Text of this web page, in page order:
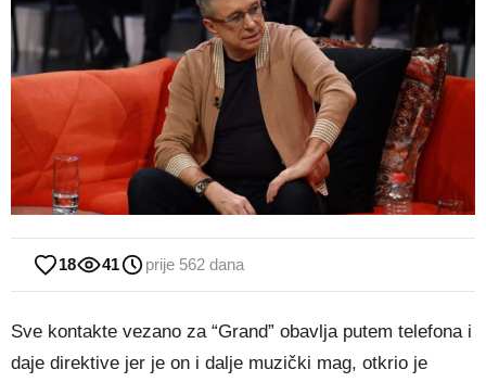
18 41 prije 562 dana
Sve kontakte vezano za “Grand” obavlja putem telefona i
daje direktive jer je on i dalje muzički mag, otkrio je